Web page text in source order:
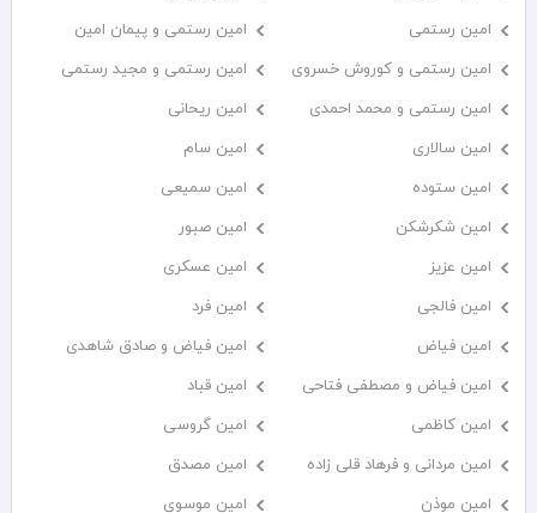
امین رستمی
امین رستمی و پیمان امین
امین رستمی و کوروش خسروی
امین رستمی و مجید رستمی
امین رستمی و محمد احمدی
امین ریحانی
امین سالاری
امین سام
امین ستوده
امین سمیعی
امین شکرشکن
امین صبور
امین عزیز
امین عسکری
امین فالجی
امین فرد
امین فیاض
امین فیاض و صادق شاهدی
امین فیاض و مصطفی فتاحی
امین قباد
امین کاظمی
امین گروسی
امین مردانی و فرهاد قلی زاده
امین مصدق
امین موذن
امین موسوی